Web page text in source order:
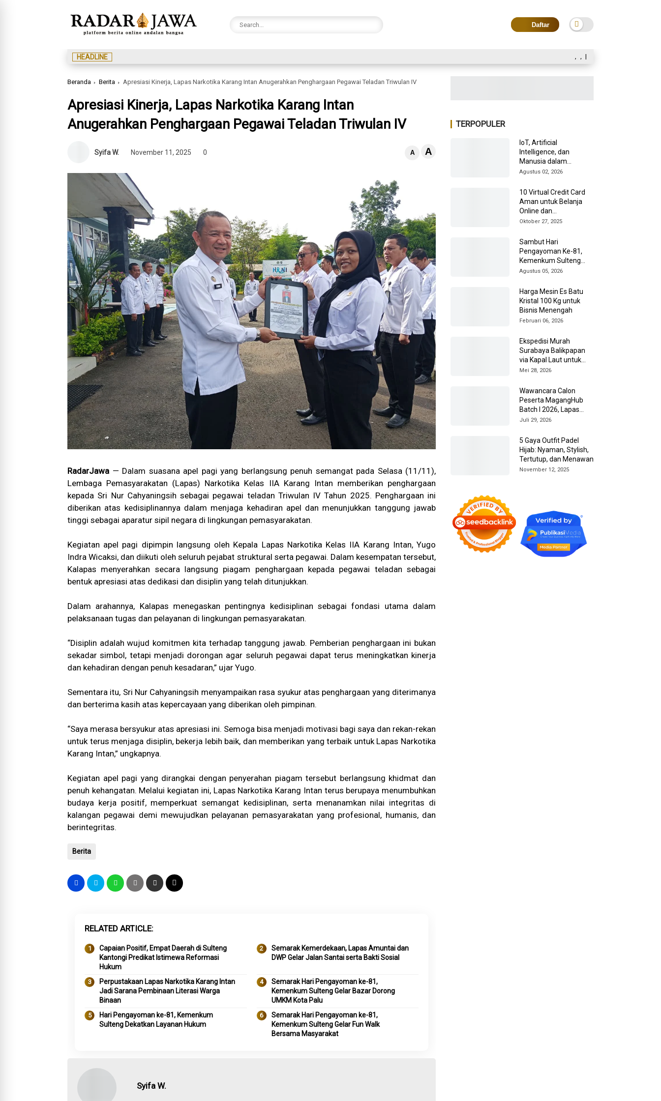
Daftar
, , |
HEADLINE
Beranda Berita Apresiasi Kinerja, Lapas Narkotika Karang Intan Anugerahkan Penghargaan Pegawai Teladan Triwulan IV
Apresiasi Kinerja, Lapas Narkotika Karang Intan
Anugerahkan Penghargaan Pegawai Teladan Triwulan IV
Syifa W. November 11, 2025 0 A A
RadarJawa — Dalam suasana apel pagi yang berlangsung penuh semangat pada Selasa (11/11),
Lembaga Pemasyarakatan (Lapas) Narkotika Kelas IIA Karang Intan memberikan penghargaan
kepada Sri Nur Cahyaningsih sebagai pegawai teladan Triwulan IV Tahun 2025. Penghargaan ini
diberikan atas kedisiplinannya dalam menjaga kehadiran apel dan menunjukkan tanggung jawab
tinggi sebagai aparatur sipil negara di lingkungan pemasyarakatan.
Kegiatan apel pagi dipimpin langsung oleh Kepala Lapas Narkotika Kelas IIA Karang Intan, Yugo
Indra Wicaksi, dan diikuti oleh seluruh pejabat struktural serta pegawai. Dalam kesempatan tersebut,
Kalapas menyerahkan secara langsung piagam penghargaan kepada pegawai teladan sebagai
bentuk apresiasi atas dedikasi dan disiplin yang telah ditunjukkan.
Dalam arahannya, Kalapas menegaskan pentingnya kedisiplinan sebagai fondasi utama dalam
pelaksanaan tugas dan pelayanan di lingkungan pemasyarakatan.
“Disiplin adalah wujud komitmen kita terhadap tanggung jawab. Pemberian penghargaan ini bukan
sekadar simbol, tetapi menjadi dorongan agar seluruh pegawai dapat terus meningkatkan kinerja
dan kehadiran dengan penuh kesadaran,” ujar Yugo.
Sementara itu, Sri Nur Cahyaningsih menyampaikan rasa syukur atas penghargaan yang diterimanya
dan berterima kasih atas kepercayaan yang diberikan oleh pimpinan.
“Saya merasa bersyukur atas apresiasi ini. Semoga bisa menjadi motivasi bagi saya dan rekan-rekan
untuk terus menjaga disiplin, bekerja lebih baik, dan memberikan yang terbaik untuk Lapas Narkotika
Karang Intan,” ungkapnya.
Kegiatan apel pagi yang dirangkai dengan penyerahan piagam tersebut berlangsung khidmat dan
penuh kehangatan. Melalui kegiatan ini, Lapas Narkotika Karang Intan terus berupaya menumbuhkan
budaya kerja positif, memperkuat semangat kedisiplinan, serta menanamkan nilai integritas di
kalangan pegawai demi mewujudkan pelayanan pemasyarakatan yang profesional, humanis, dan
berintegritas.
Berita
RELATED ARTICLE
Capaian Positif, Empat Daerah di Sulteng
Kantongi Predikat Istimewa Reformasi
Hukum
Semarak Kemerdekaan, Lapas Amuntai dan
DWP Gelar Jalan Santai serta Bakti Sosial
Perpustakaan Lapas Narkotika Karang Intan
Jadi Sarana Pembinaan Literasi Warga
Binaan
Semarak Hari Pengayoman ke-81,
Kemenkum Sulteng Gelar Bazar Dorong
UMKM Kota Palu
Hari Pengayoman ke-81, Kemenkum
Sulteng Dekatkan Layanan Hukum
Semarak Hari Pengayoman ke-81,
Kemenkum Sulteng Gelar Fun Walk
Bersama Masyarakat
Syifa W.
TERPOPULER
IoT, Artificial
Intelligence, dan
Manusia dalam
Transformasi Industri
Agustus 02, 2026
10 Virtual Credit Card
Aman untuk Belanja
Online dan
Internasional
Oktober 27, 2025
Sambut Hari
Pengayoman Ke-81,
Kemenkum Sulteng
Ziarah ke TMP Tatura
Agustus 05, 2026
Harga Mesin Es Batu
Kristal 100 Kg untuk
Bisnis Menengah
Februari 06, 2026
Ekspedisi Murah
Surabaya Balikpapan
via Kapal Laut untuk
Pengiriman Barang
Mei 28, 2026
Wawancara Calon
Peserta MagangHub
Batch I 2026, Lapas
Amuntai Kedepankan
Juli 29, 2026
5 Gaya Outfit Padel
Hijab: Nyaman, Stylish,
Tertutup, dan Menawan
November 12, 2025